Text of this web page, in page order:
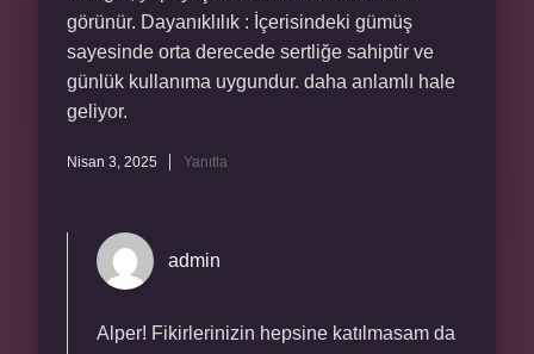
görünür. Dayanıklılık : İçerisindeki gümüş
sayesinde orta derecede sertliğe sahiptir ve
günlük kullanıma uygundur. daha anlamlı hale
geliyor.
Nisan 3, 2025 Yanıtla
admin
Alper! Fikirlerinizin hepsine katılmasam da